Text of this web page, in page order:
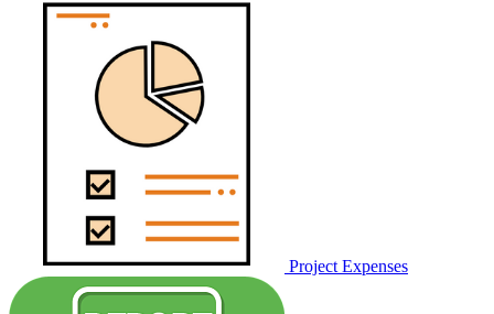
Project Expenses